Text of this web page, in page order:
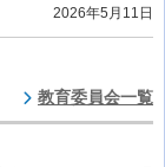
2026年5月11日
教育委員会一覧